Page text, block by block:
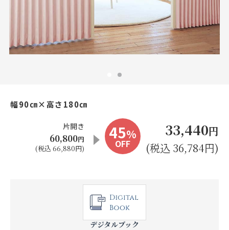
お見積り来店予約はこちら
幅90㎝×高さ180㎝
片開き
60,800円
(税込 66,880円)
45%
OFF
33,440円
(税込 36,784円)
デジタルブック